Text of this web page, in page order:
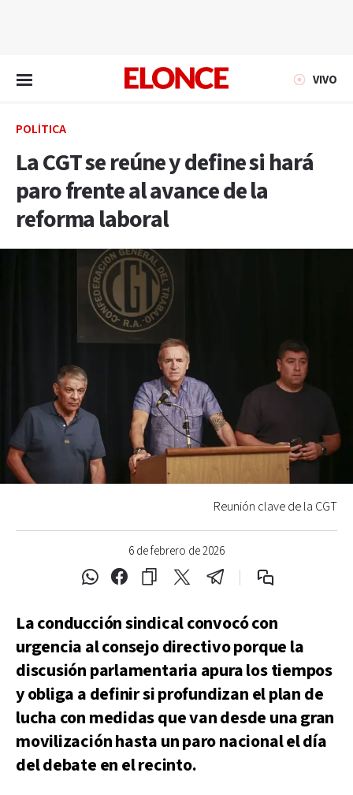
VIVO
POLÍTICA
La CGT se reúne y define si hará
paro frente al avance de la
reforma laboral
6 de febrero de 2026
Reunión clave de la CGT
La conducción sindical convocó con
urgencia al consejo directivo porque la
discusión parlamentaria apura los tiempos
y obliga a definir si profundizan el plan de
lucha con medidas que van desde una gran
movilización hasta un paro nacional el día
del debate en el recinto.